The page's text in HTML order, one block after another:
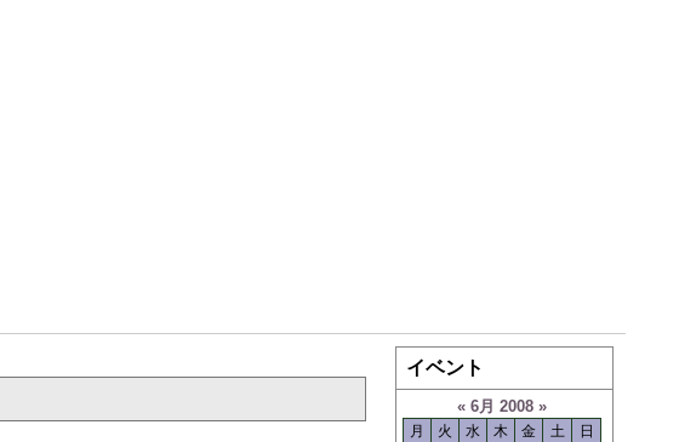
イベント
« 6月 2008 »
月 火 水 木 金 土
日